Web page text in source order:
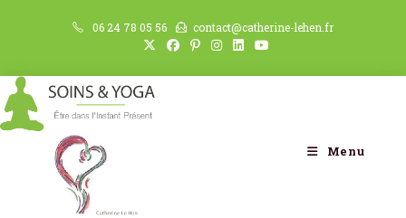
06 24 78 05 56 contact@catherine-lehen.fr
Menu